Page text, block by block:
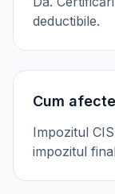
deductibile.
Cum
Impozitul
impozitul